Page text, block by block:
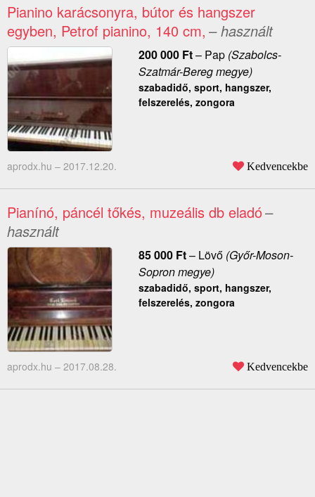
Pianino karácsonyra, bútor és hangszer
egyben, Petrof pianino, 140 cm, – használt
200 000 Ft– Pap(Szabolcs-
Szatmár-Bereg megye)
szabadidő, sport, hangszer,
felszerelés, zongora
aprodx.hu – 2017.12.20. Kedvencekbe
Pianínó, páncél tőkés, muzeális db eladó–
használt
85 000 Ft– Lövő(Győr-Moson-
Sopron megye)
szabadidő, sport, hangszer,
felszerelés, zongora
aprodx.hu – 2017.08.28. Kedvencekbe